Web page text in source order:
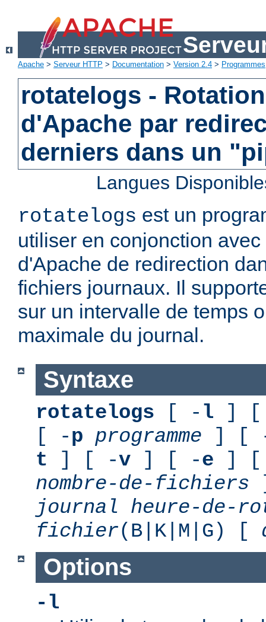
Apache > Serveur HTTP > Documentation > Version 2.4 > Programmes
rotatelogs -
d'Apache par
derniers dans un
Langues
rotatelogs est un
utiliser en conjonction
d'Apache de redirection
fichiers journaux. Il
sur un intervalle de temps
maximale du journal.
Syntaxe
rotatelogs [ - l ] [
[ -p programme ] [
t ] [ -v ] [ -e ] [
nombre-de-fichiers
journal
heure-de-
fichier(B|K|M|G) [
Options
-l